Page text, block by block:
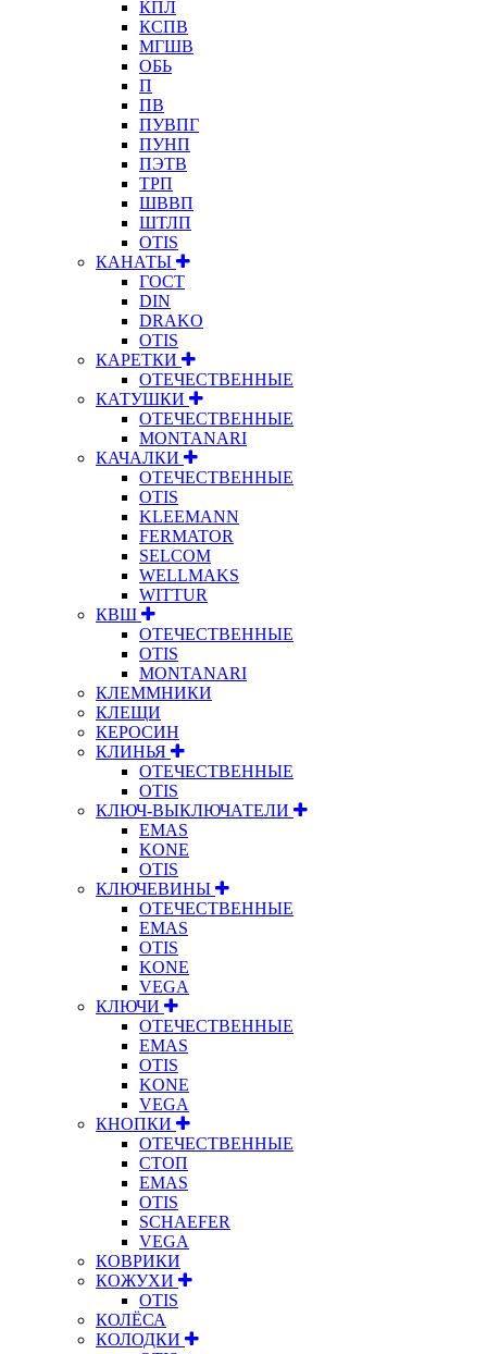
КПЛ
КСПВ
МГШВ
ОБЬ
П
ПВ
ПУВПГ
ПУНП
ПЭТВ
ТРП
ШВВП
ШТЛП
OTIS
КАНАТЫ
ГОСТ
DIN
DRAKO
OTIS
КАРЕТКИ
ОТЕЧЕСТВЕННЫЕ
КАТУШКИ
ОТЕЧЕСТВЕННЫЕ
MONTANARI
КАЧАЛКИ
ОТЕЧЕСТВЕННЫЕ
OTIS
KLEEMANN
FERMATOR
SELCOM
WELLMAKS
WITTUR
КВШ
ОТЕЧЕСТВЕННЫЕ
OTIS
MONTANARI
КЛЕММНИКИ
КЛЕЩИ
КЕРОСИН
КЛИНЬЯ
ОТЕЧЕСТВЕННЫЕ
OTIS
КЛЮЧ-ВЫКЛЮЧАТЕЛИ
EMAS
KONE
OTIS
КЛЮЧЕВИНЫ
ОТЕЧЕСТВЕННЫЕ
EMAS
OTIS
KONE
VEGA
КЛЮЧИ
ОТЕЧЕСТВЕННЫЕ
EMAS
OTIS
KONE
VEGA
КНОПКИ
ОТЕЧЕСТВЕННЫЕ
СТОП
EMAS
OTIS
SCHAEFER
VEGA
КОВРИКИ
КОЖУХИ
OTIS
КОЛЁСА
КОЛОДКИ